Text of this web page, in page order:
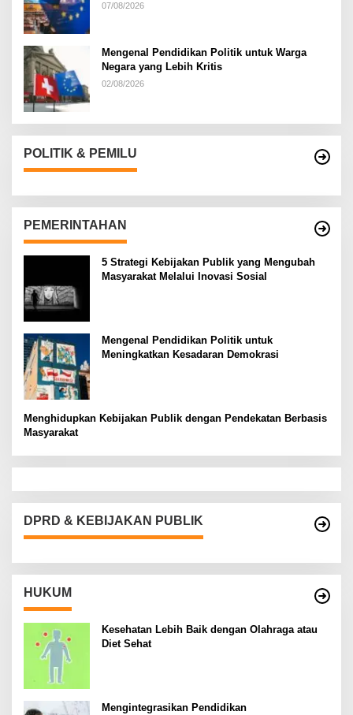
07/08/2026
Mengenal Pendidikan Politik untuk Warga
Negara yang Lebih Kritis
02/08/2026
POLITIK & PEMILU
PEMERINTAHAN
5 Strategi Kebijakan Publik yang Mengubah
Masyarakat Melalui Inovasi Sosial
Mengenal Pendidikan Politik untuk
Meningkatkan Kesadaran Demokrasi
Menghidupkan Kebijakan Publik dengan Pendekatan Berbasis
Masyarakat
DPRD & KEBIJAKAN PUBLIK
HUKUM
Kesehatan Lebih Baik dengan Olahraga atau
Diet Sehat
Mengintegrasikan Pendidikan